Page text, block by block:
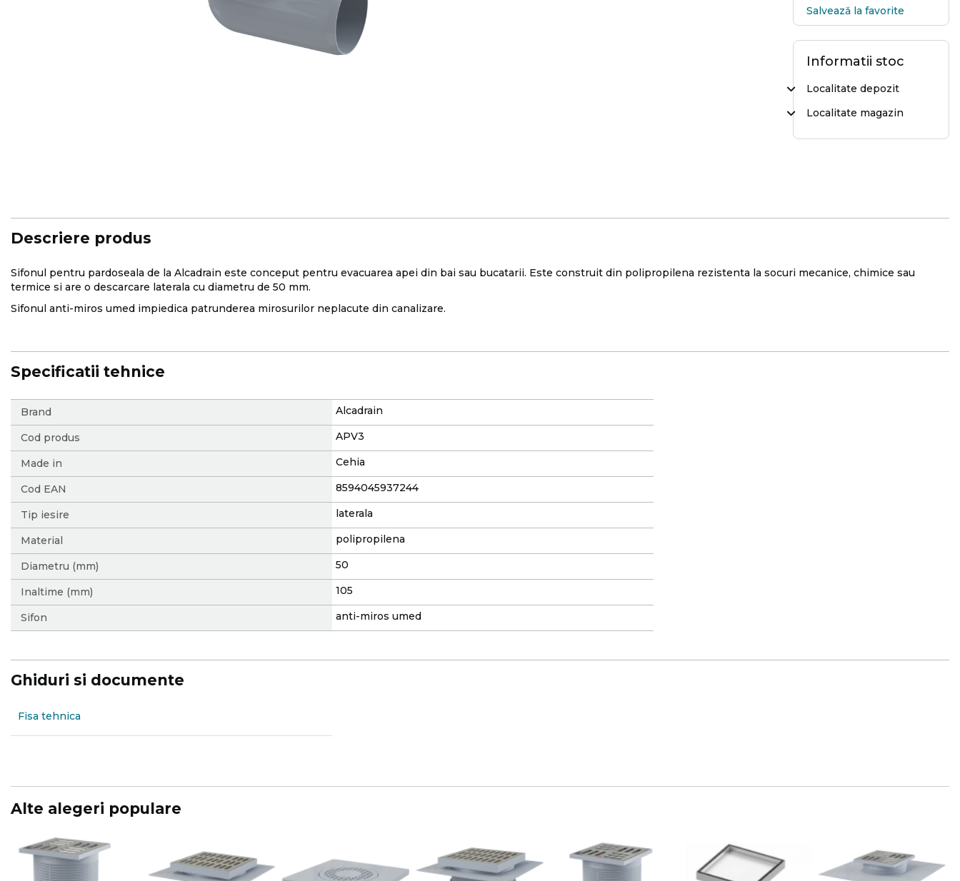
images
gallery
Salvează la favorite
Informatii stoc
Localitate depozit
Localitate magazin
Descriere produs
Sifonul pentru pardoseala de la Alcadrain este conceput pentru evacuarea apei din bai sau bucatarii. Este construit din polipropilena rezistenta la socuri mecanice, chimice sau
termice si are o descarcare laterala cu diametru de 50 mm.
Sifonul anti-miros umed impiedica patrunderea mirosurilor neplacute din canalizare.
Specificatii tehnice
More
Information
Brand Alcadrain
Cod produs APV3
Made in Cehia
Cod EAN 8594045937244
Tip iesire laterala
Material polipropilena
Diametru (mm) 50
Inaltime (mm) 105
Sifon anti-miros umed
Ghiduri si documente
Fisa tehnica
Alte alegeri populare